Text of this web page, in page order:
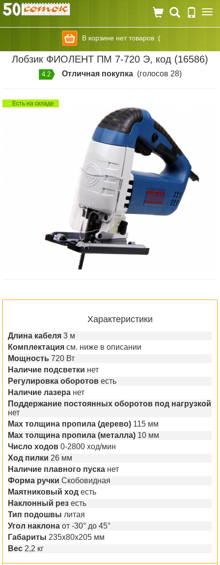
В корзине нет товаров :(
Лобзик ФИОЛЕНТ ПМ 7-720 Э, код (16586)
4.2 Отличная покупка(голосов 28)
Есть на складе
Характеристики
Длина кабеля 3 м
Комплектация см. ниже в описании
Мощность 720 Вт
Наличие подсветки нет
Регулировка оборотов есть
Наличие лазера нет
Поддержание постоянных оборотов под нагрузкой
нет
Мах толщина пропила (дерево) 115 мм
Мах толщина пропила (металла) 10 мм
Число ходов 0-2800 ход/мин
Ход пилки 26 мм
Наличие плавного пуска нет
Форма ручки Скобовидная
Маятниковый ход есть
Наклонный рез есть
Тип подошвы литая
Угол наклона от -30° до 45°
Габариты 235х80х205 мм
Вес 2,2 кг